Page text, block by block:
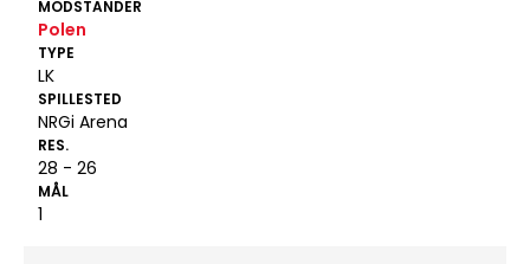
MODSTANDER
Polen
TYPE
LK
SPILLESTED
NRGi Arena
RES.
28 - 26
MÅL
1